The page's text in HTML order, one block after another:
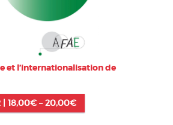
et l’internationalisation de
18,00€–20,00€